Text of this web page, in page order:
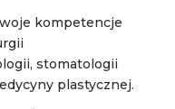
kompetencje
stomatologii
plastycznej.